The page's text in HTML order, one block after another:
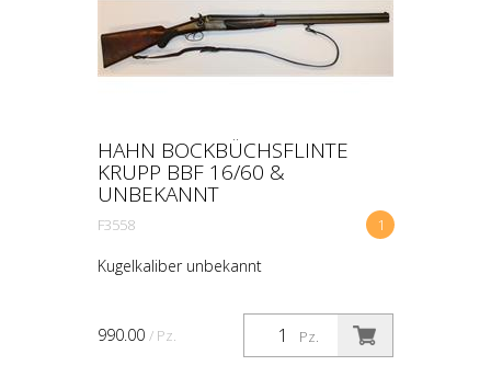
HAHN BOCKBÜCHSFLINTE
KRUPP BBF 16/60 &
UNBEKANNT
1
F3558
Kugelkaliber unbekannt
Pz.
990.00 / Pz.